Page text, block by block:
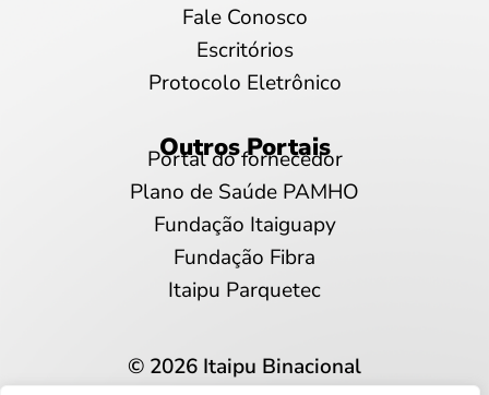
Fale Conosco
Escritórios
Protocolo Eletrônico
Outros Portais
Portal do fornecedor
Plano de Saúde PAMHO
Fundação Itaiguapy
Fundação Fibra
Itaipu Parquetec
© 2026 Itaipu Binacional